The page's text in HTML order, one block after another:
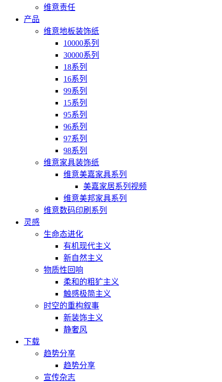
维意责任
产品
维意地板装饰纸
10000系列
30000系列
18系列
16系列
99系列
15系列
95系列
96系列
97系列
98系列
维意家具装饰纸
维意美嘉家具系列
美嘉家居系列视频
维意美邦家具系列
维意数码印刷系列
灵感
生命态进化
有机现代主义
新自然主义
物质性回响
柔和的粗犷主义
触感极简主义
时空的重构叙事
新装饰主义
静奢风
下载
趋势分享
趋势分享
宣传杂志